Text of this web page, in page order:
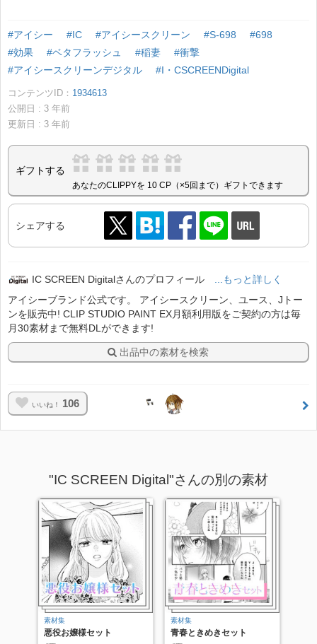
#アイシー #IC #アイシースクリーン #S-698
#698
#効果
#ベタフラッシュ #稲妻
#衝撃
#アイシースクリーンデジタル
#I・CSCREENDigital
コンテンツID： 1934613
公開日 : 3 年前
更新日 : 3 年前
ギフトする
あなたのCLIPPYを 10 CP（×5回まで）ギフトできます
シェアする
IC SCREEN Digitalさんのプロフィール
...もっと詳しく
アイシーブランド公式です。 アイシースクリーン、ユース、Jトー
ンを販売中! CLIP STUDIO PAINT EX月額利用版をご契約の方は毎
月30素材まで無料DLができます!
出品中の素材を検索
いいね！ 106
"IC SCREEN Digital"さんの別の素材
素材集
悪役お嬢様セット
素材集
青春ときめきセット